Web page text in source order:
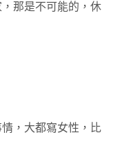
那是不可能的，休
，大都寫女性，比